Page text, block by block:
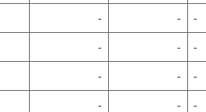
- - -
- - -
- - -
- - -